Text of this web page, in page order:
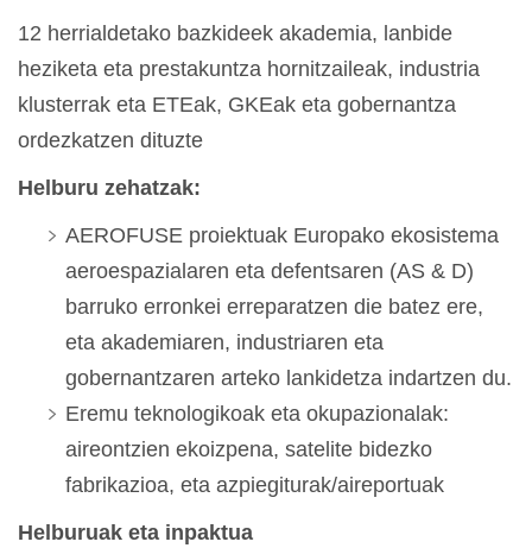
12 herrialdetako bazkideek akademia, lanbide
heziketa eta prestakuntza hornitzaileak, industria
klusterrak eta ETEak, GKEak eta gobernantza
ordezkatzen dituzte
Helburu zehatzak:
AEROFUSE proiektuak Europako ekosistema
aeroespazialaren eta defentsaren (AS & D)
barruko erronkei erreparatzen die batez ere,
eta akademiaren, industriaren eta
gobernantzaren arteko lankidetza indartzen du.
Eremu teknologikoak eta okupazionalak:
aireontzien ekoizpena, satelite bidezko
fabrikazioa, eta azpiegiturak/aireportuak
Helburuak eta inpaktua